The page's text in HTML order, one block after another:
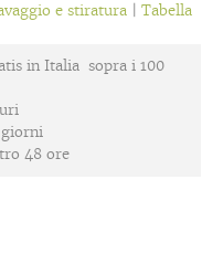
e stiratura |Tabella
in Italia sopra i 100
giorni
48 ore